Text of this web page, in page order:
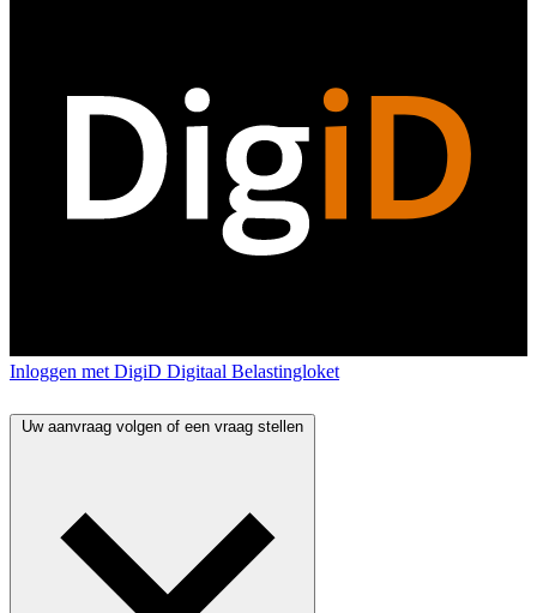
Inloggen met DigiD Digitaal Belastingloket
Uw aanvraag volgen of een vraag stellen